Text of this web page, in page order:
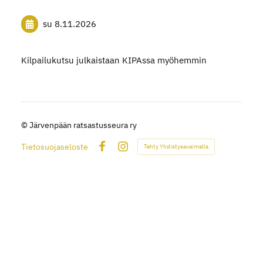
su 8.11.2026
Kilpailukutsu julkaistaan KIPAssa myöhemmin
© Järvenpään ratsastusseura ry
Tietosuojaseloste
Instagram
Tehty Yhdistysavaimella